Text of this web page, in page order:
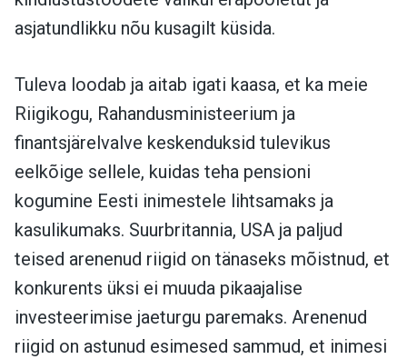
asjatundlikku nõu kusagilt küsida.
Tuleva loodab ja aitab igati kaasa, et ka meie
Riigikogu, Rahandusministeerium ja
finantsjärelvalve keskenduksid tulevikus
eelkõige sellele, kuidas teha pensioni
kogumine Eesti inimestele lihtsamaks ja
kasulikumaks. Suurbritannia, USA ja paljud
teised arenenud riigid on tänaseks mõistnud, et
konkurents üksi ei muuda pikaajalise
investeerimise jaeturgu paremaks. Arenenud
riigid on astunud esimesed sammud, et inimesi